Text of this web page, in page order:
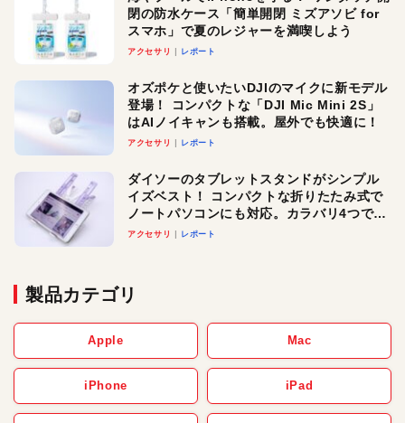
閉の防水ケース「簡単開閉 ミズアソビ for
スマホ」で夏のレジャーを満喫しよう
アクセサリ レポート
オズポケと使いたいDJIのマイクに新モデル
登場！ コンパクトな「DJI Mic Mini 2S」
はAIノイキャンも搭載。屋外でも快適に！
アクセサリ レポート
ダイソーのタブレットスタンドがシンプル
イズベスト！ コンパクトな折りたたみ式で
ノートパソコンにも対応。カラバリ4つで選
べる楽しさも
アクセサリ レポート
製品カテゴリ
Apple Mac
iPhone iPad